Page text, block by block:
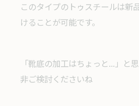
このタイプのトゥスチールは新
けることが可能です。
「靴底の加工はちょっと...」と
非ご検討くださいね